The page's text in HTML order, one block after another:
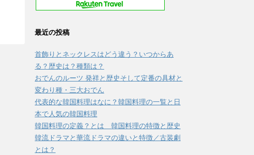
最近の投稿
首飾りとネックレスはどう違う？いつからあ
る？歴史は？種類は？
おでんのルーツ 発祥と歴史そして定番の具材と
変わり種・三大おでん
代表的な韓国料理はなに？韓国料理の一覧と日
本で人気の韓国料理
韓国料理の定義？とは 韓国料理の特徴と歴史
韓流ドラマと華流ドラマの違いと特徴／古装劇
とは？